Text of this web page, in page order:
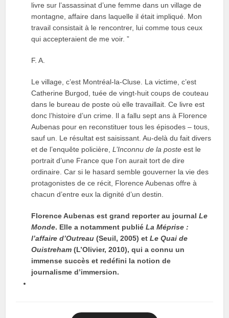
livre sur l’assassinat d’une femme dans un village de
montagne, affaire dans laquelle il était impliqué. Mon
travail consistait à le rencontrer, lui comme tous ceux
qui accepteraient de me voir. ”
F. A.
Le village, c’est Montréal-la-Cluse. La victime, c’est
Catherine Burgod, tuée de vingt-huit coups de couteau
dans le bureau de poste où elle travaillait. Ce livre est
donc l’histoire d’un crime. Il a fallu sept ans à Florence
Aubenas pour en reconstituer tous les épisodes – tous,
sauf un. Le résultat est saisissant. Au-delà du fait divers
et de l’enquête policière,L’Inconnu de la poste est le
portrait d’une France que l’on aurait tort de dire
ordinaire. Car si le hasard semble gouverner la vie des
protagonistes de ce récit, Florence Aubenas offre à
chacun d’entre eux la dignité d’un destin.
Florence Aubenas est grand reporter au journalLe
Monde. Elle a notamment publiéLa Méprise :
l’affaire d’Outreau (Seuil, 2005) etLe Quai de
Ouistreham (L’Olivier, 2010), qui a connu un
immense succès et redéfini la notion de
journalisme d’immersion.